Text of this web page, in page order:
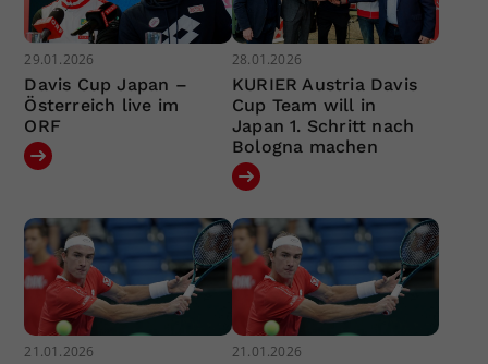
29.01.2026
Davis Cup Japan –
Österreich live im
ORF
28.01.2026
KURIER Austria Davis
Cup Team will in
Japan 1. Schritt nach
Bologna machen
21.01.2026 21.01.2026